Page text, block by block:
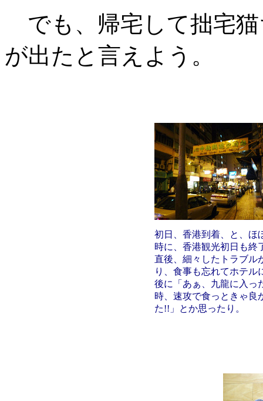
でも、帰宅して拙宅
が出たと言えよう。
初日、香港到着、と、ほ
時に、香港観光初日も
直後、細々したトラブル
り、食事も忘れてホテル
後に「あぁ、九龍に入っ
時、速攻で食っときゃ良
た!!」とか思ったり。